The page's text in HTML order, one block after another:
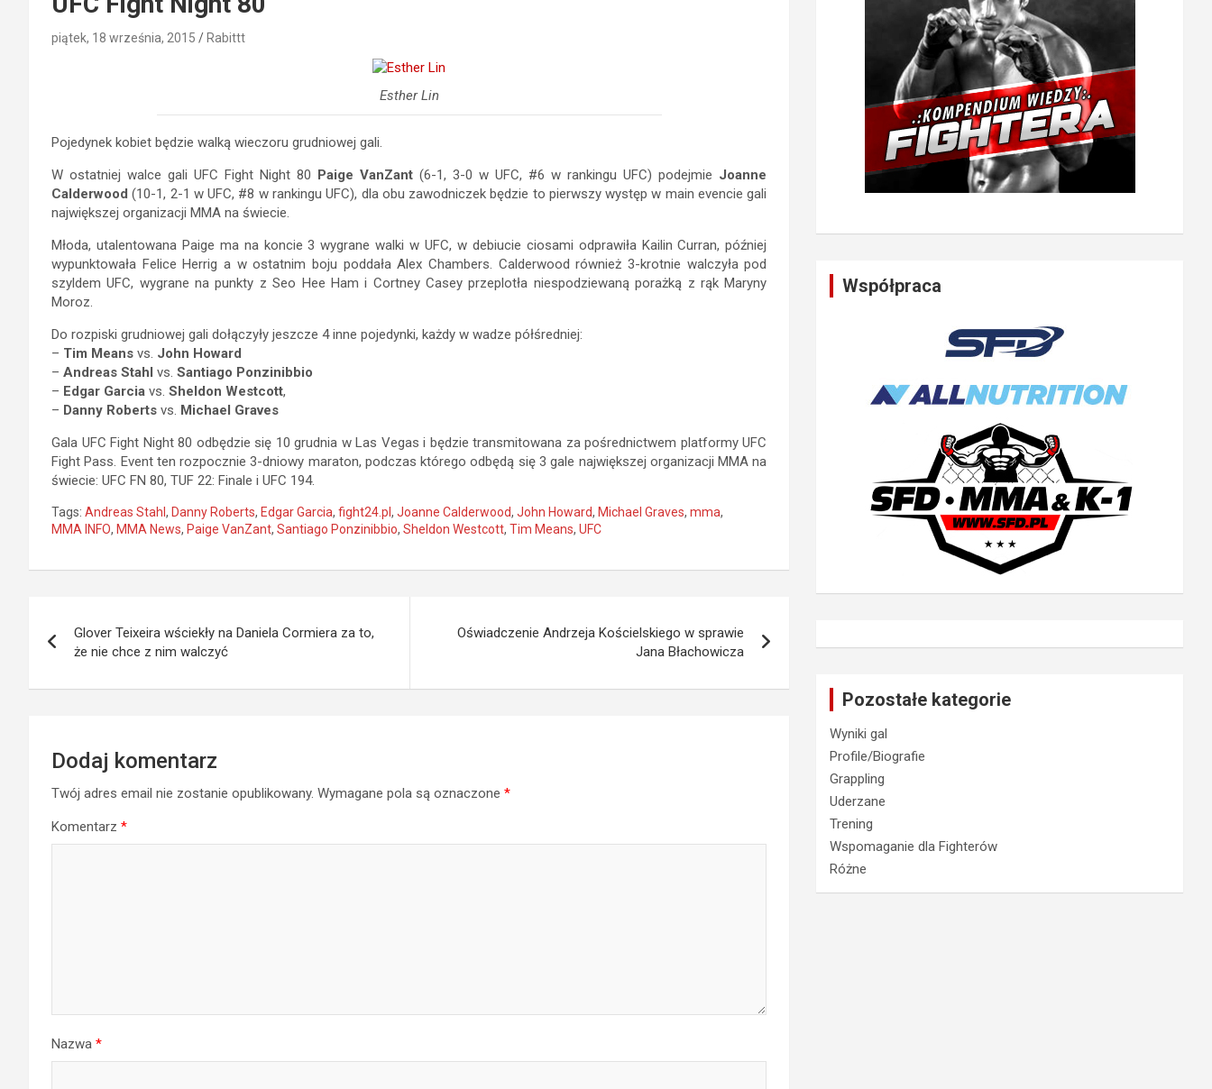
piątek, 18 września, 2015 Rabittt
Esther Lin
Pojedynek kobiet będzie walką wieczoru grudniowej gali.
W ostatniej walce gali UFC Fight Night 80 Paige VanZant (6-1, 3-0 w UFC, #6 w rankingu UFC) podejmie Joanne
Calderwood (10-1, 2-1 w UFC, #8 w rankingu UFC), dla obu zawodniczek będzie to pierwszy występ w main evencie gali
największej organizacji MMA na świecie.
Młoda, utalentowana Paige ma na koncie 3 wygrane walki w UFC, w debiucie ciosami odprawiła Kailin Curran, później
wypunktowała Felice Herrig a w ostatnim boju poddała Alex Chambers. Calderwood również 3-krotnie walczyła pod
szyldem UFC, wygrane na punkty z Seo Hee Ham i Cortney Casey przeplotła niespodziewaną porażką z rąk Maryny
Moroz.
Do rozpiski grudniowej gali dołączyły jeszcze 4 inne pojedynki, każdy w wadze półśredniej:
– Tim Means vs. John Howard
– Andreas Stahl vs. Santiago Ponzinibbio
– Edgar Garcia vs. Sheldon Westcott,
– Danny Roberts vs. Michael Graves
Gala UFC Fight Night 80 odbędzie się 10 grudnia w Las Vegas i będzie transmitowana za pośrednictwem platformy UFC
Fight Pass. Event ten rozpocznie 3-dniowy maraton, podczas którego odbędą się 3 gale największej organizacji MMA na
świecie: UFC FN 80, TUF 22: Finale i UFC 194.
Tags: Andreas Stahl , Danny Roberts, Edgar Garcia, fight24.pl , Joanne Calderwood, John Howard, Michael Graves, mma,
MMA INFO, MMA News, Paige VanZant, Santiago Ponzinibbio, Sheldon Westcott, Tim Means, UFC
wpisu
Glover Teixeira wściekły na Daniela Cormiera za to,
że nie chce z nim walczyć
Oświadczenie Andrzeja Kościelskiego w sprawie
Jana Błachowicza
Dodaj komentarz
Twój adres email nie zostanie opublikowany. Wymagane pola są oznaczone *
Komentarz *
Nazwa *
Współpraca
Pozostałe kategorie
Wyniki gal
Profile/Biografie
Grappling
Uderzane
Trening
Wspomaganie dla Fighterów
Różne